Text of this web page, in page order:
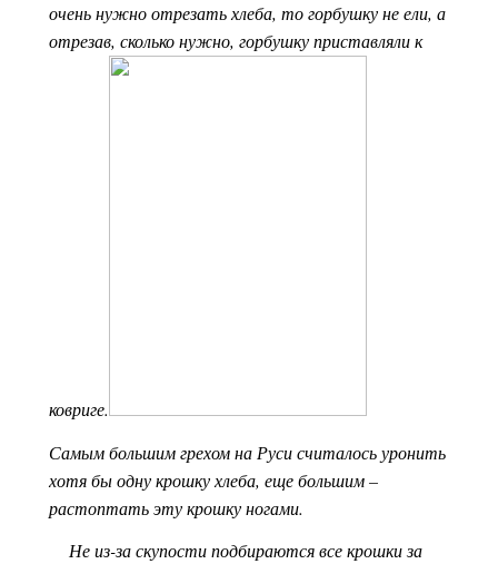
очень нужно отрезать хлеба, то горбушку не ели, а
отрезав, сколько нужно, горбушку приставляли к
ковриге.
Самым большим грехом на Руси считалось уронить
хотя бы одну крошку хлеба, еще большим –
растоптать эту крошку ногами.
Не из-за скупости подбираются все крошки за